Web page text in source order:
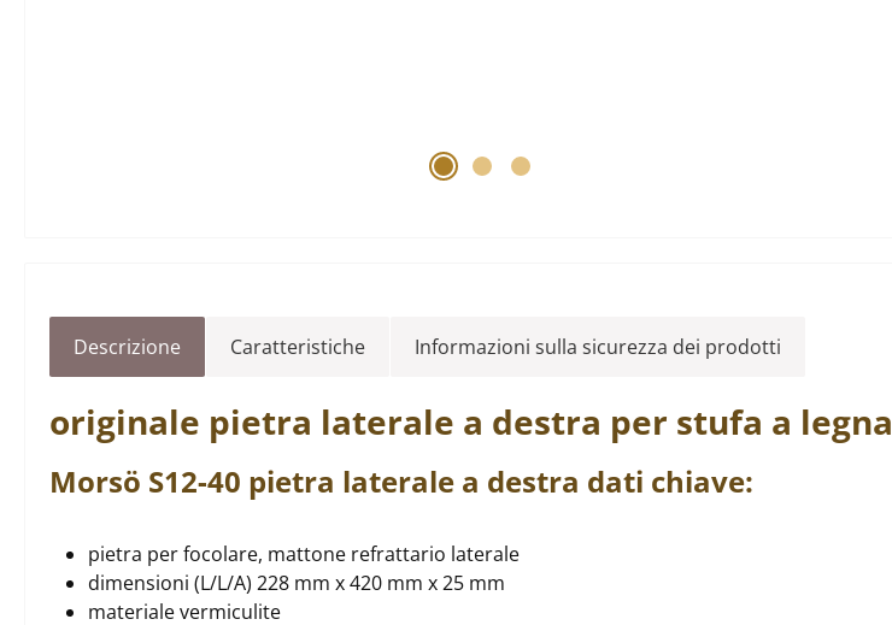
Descrizione Caratteristiche Informazioni sulla sicurezza dei prodotti
originale pietra laterale a destra per stufa a legna
Morsö S12-40 pietra laterale a destra dati chiave:
pietra per focolare, mattone refrattario laterale
dimensioni (L/L/A) 228 mm x 420 mm x 25 mm
materiale vermiculite